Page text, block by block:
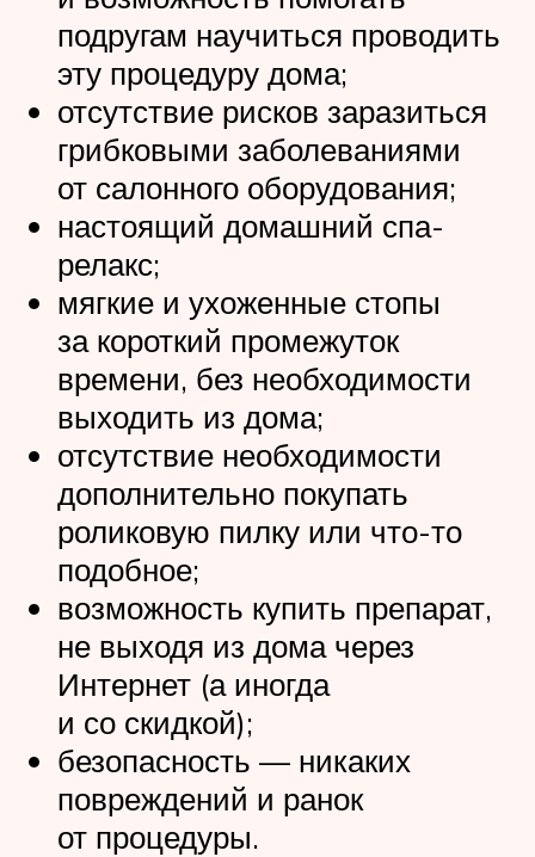
подругам научиться проводить
эту процедуру дома;
отсутствие рисков заразиться
грибковыми заболеваниями
от салонного оборудования;
настоящий домашний спа-
релакс;
мягкие и ухоженные стопы
за короткий промежуток
времени, без необходимости
выходить из дома;
отсутствие необходимости
дополнительно покупать
роликовую пилку или что-то
подобное;
возможность купить препарат,
не выходя из дома через
Интернет (а иногда
и со скидкой);
безопасность — никаких
повреждений и ранок
от процедуры.